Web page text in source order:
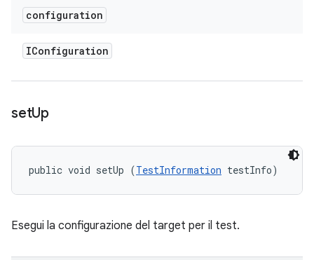
configuration
IConfiguration
setUp
public void setUp (TestInformation testInfo)
Esegui la configurazione del target per il test.